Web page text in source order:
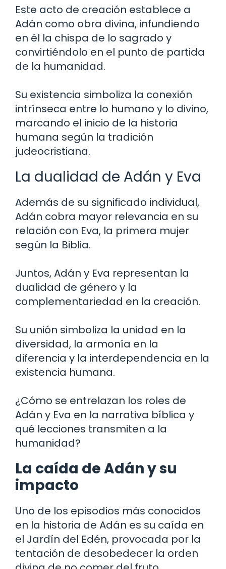
Este acto de creación establece a
Adán como obra divina, infundiendo
en él la chispa de lo sagrado y
convirtiéndolo en el punto de partida
de la humanidad.
Su existencia simboliza la conexión
intrínseca entre lo humano y lo divino,
marcando el inicio de la historia
humana según la tradición
judeocristiana.
La dualidad de Adán y Eva
Además de su significado individual,
Adán cobra mayor relevancia en su
relación con Eva, la primera mujer
según la Biblia.
Juntos, Adán y Eva representan la
dualidad de género y la
complementariedad en la creación.
Su unión simboliza la unidad en la
diversidad, la armonía en la
diferencia y la interdependencia en la
existencia humana.
¿Cómo se entrelazan los roles de
Adán y Eva en la narrativa bíblica y
qué lecciones transmiten a la
humanidad?
La caída de Adán y su
impacto
Uno de los episodios más conocidos
en la historia de Adán es su caída en
el Jardín del Edén, provocada por la
tentación de desobedecer la orden